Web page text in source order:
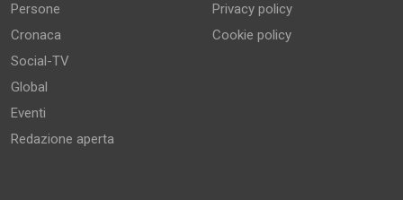
Persone
Cronaca
Social-TV
Global
Eventi
Redazione aperta
Privacy policy
Cookie policy